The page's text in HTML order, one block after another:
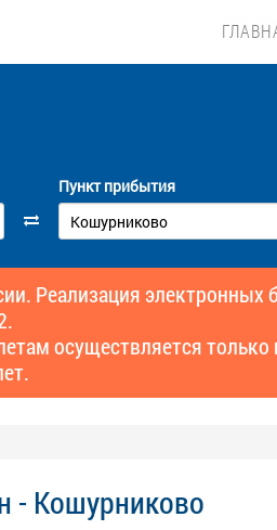
Пункт прибытия
Реализация электронных
осуществляется
- Кошурниково